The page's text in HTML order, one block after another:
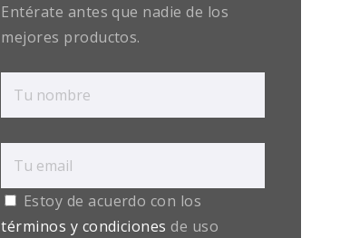
Entérate antes que nadie de los
mejores productos.
Estoy de acuerdo con los
términos y condiciones de uso